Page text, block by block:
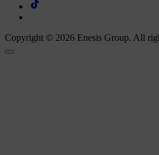
Copyright © 2026 Enesis Group. All